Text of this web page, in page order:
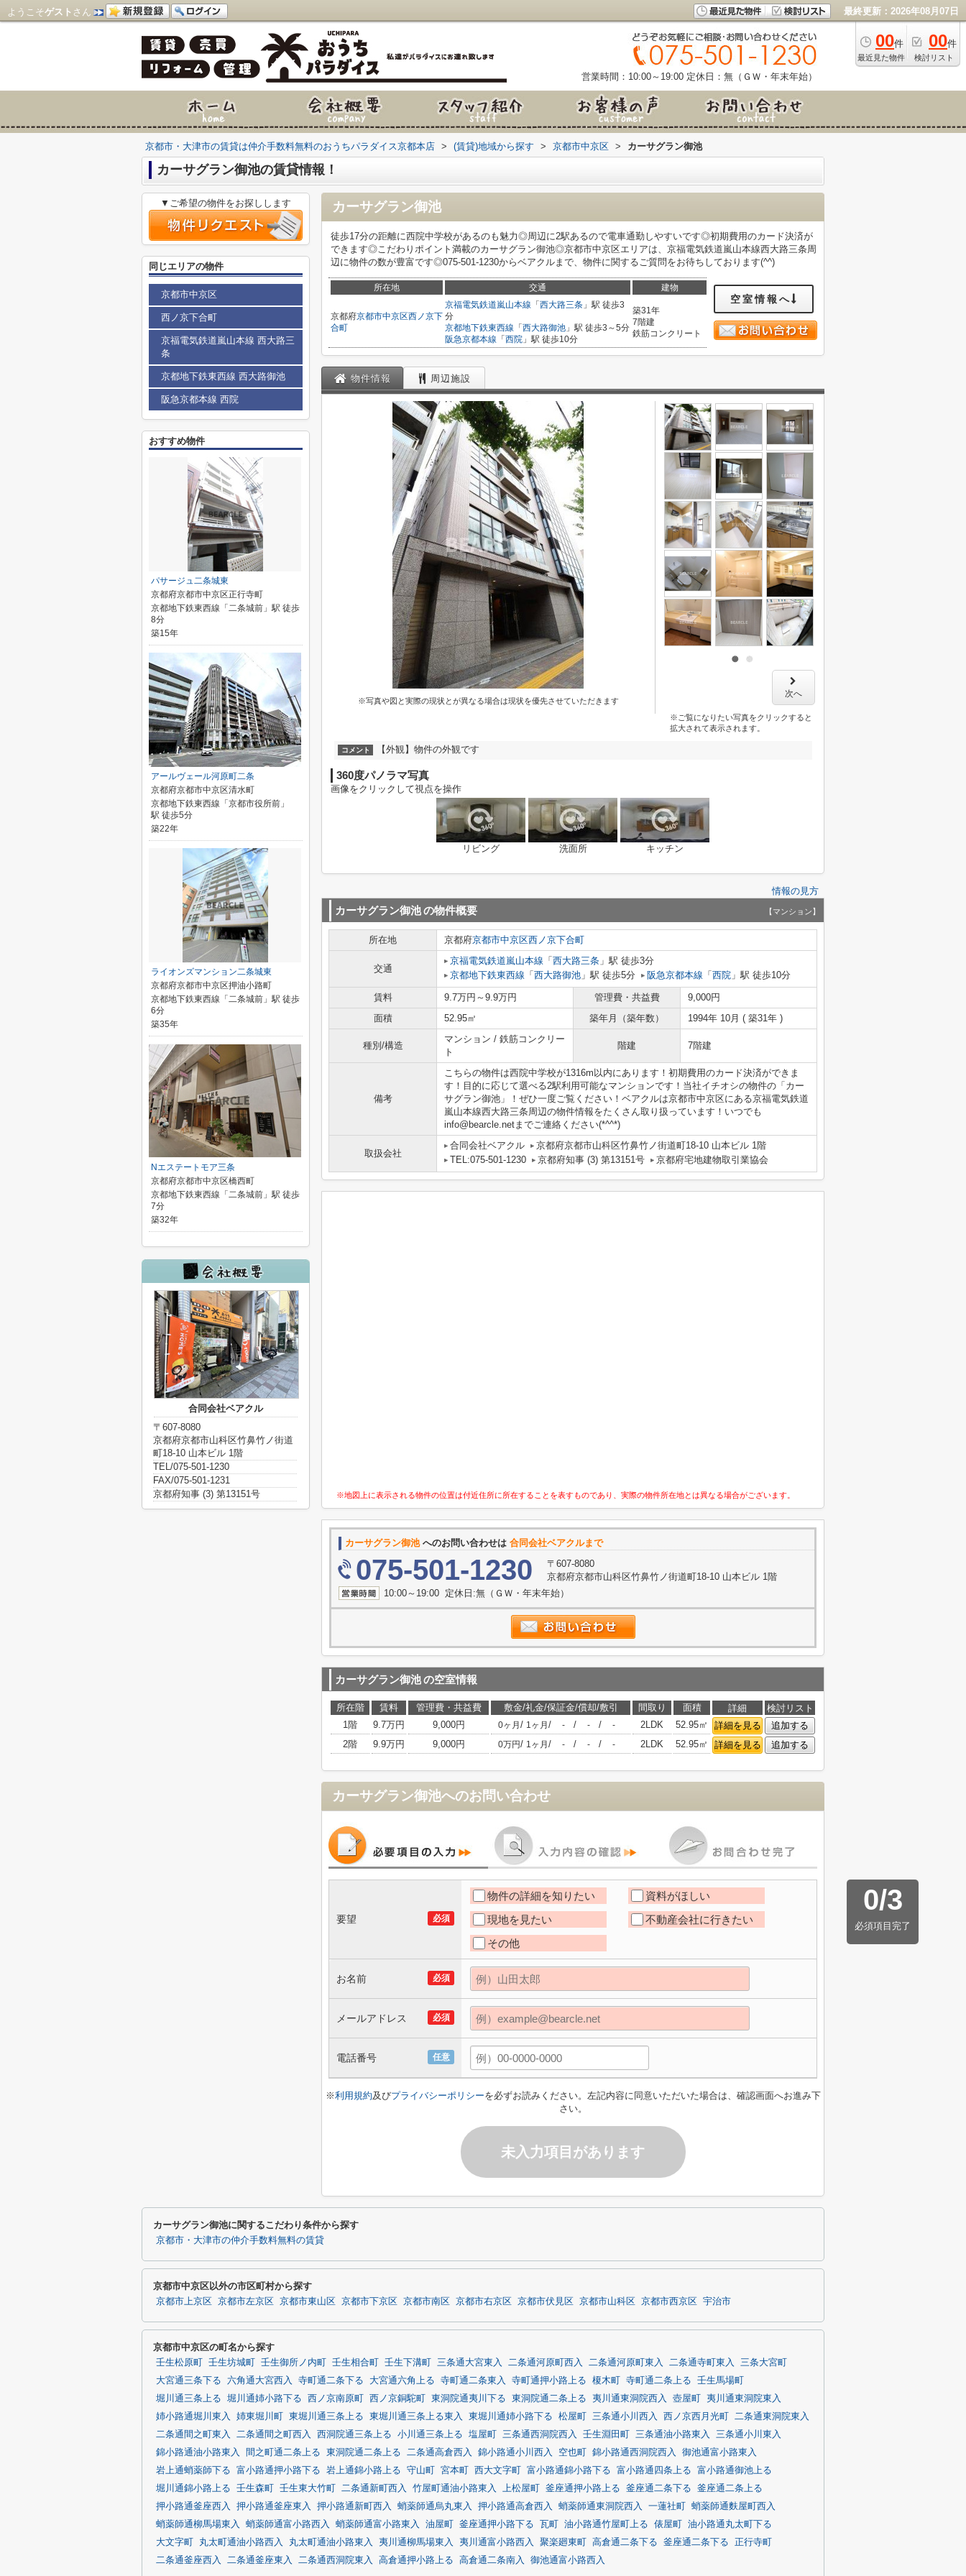
ようこそゲスト さん 最終更新：2026年08月07日
00件
最近見た物件
00件
検討リスト
営業時間：10:00～19:00 定休日：無（ＧＷ・年末年始）
京都市・大津市の賃貸は仲介手数料無料のおうちパラダイス京都本店 > (賃貸)地域から探す > 京都市中京区 > カーサグラン御池
カーサグラン御池の賃貸情報！
カーサグラン御池
徒歩17分の距離に西院中学校があるのも魅力◎周辺に2駅あるので電車通勤しやすいです◎初期費用のカード決済が
できます◎こだわりポイント満載のカーサグラン御池◎京都市中京区エリアは、京福電気鉄道嵐山本線西大路三条周
辺に物件の数が豊富です◎075-501-1230からベアクルまで、物件に関するご質問をお待ちしております(^^)
所在地 交通 建物
京都府京都市中京区西ノ京下
合町
京福電気鉄道嵐山本線 「 西大路三条 」駅 徒歩3
分
京都地下鉄東西線 「 西大路御池 」駅 徒歩3～5分
阪急京都本線 「 西院 」駅 徒歩10分
築31年
7階建
鉄筋コンクリート
空室情報へ
物件情報 周辺施設
※写真や図と実際の現状とが異なる場合は現状を優先させていただきます
次へ
※ご覧になりたい写真をクリックすると
拡大されて表示されます。
コメント 【外観】物件の外観です
360度パノラマ写真
画像をクリックして視点を操作
リビング 洗面所 キッチン
情報の見方
カーサグラン御池の物件概要 【マンション】
所在地 京都府京都市中京区西ノ京下合町
交通
京福電気鉄道嵐山本線 「 西大路三条 」駅 徒歩3分
京都地下鉄東西線 「 西大路御池 」駅 徒歩5分 阪急京都本線 「 西院 」駅 徒歩10分
賃料 9.7万円～9.9万円 管理費・共益費
9,000円
面積
52.95㎡ 築年月（築年数） 1994年 10月 ( 築31年 )
種別/構造
マンション / 鉄筋コンクリー
ト
階建 7階建
備考
こちらの物件は西院中学校が1316m以内にあります！初期費用のカード決済ができま
す！目的に応じて選べる2駅利用可能なマンションです！当社イチオシの物件の「カー
サグラン御池」！ぜひ一度ご覧ください！ベアクルは京都市中京区にある京福電気鉄道
嵐山本線西大路三条周辺の物件情報をたくさん取り扱っています！いつでも
info@bearcle.netまでご連絡ください(*^^*)
取扱会社
合同会社ベアクル
京都府京都市山科区竹鼻竹ノ街道町18-10 山本ビル 1階
TEL:075-501-1230
京都府知事 (3) 第13151号 京都府宅地建物取引業協会
※地図上に表示される物件の位置は付近住所に所在することを表すものであり、実際の物件所在地とは異なる場合がございます。
カーサグラン御池へのお問い合わせは 合同会社ベアクルまで
075-501-1230
〒607-8080
京都府京都市山科区竹鼻竹ノ街道町18-10 山本ビル 1階
10:00～19:00 定休日:無（ＧＷ・年末年始）
カーサグラン御池の空室情報
所在階 賃料 管理費・共益費 敷金/礼金/保証金/償却/敷引 間取り 面積 詳細
検討リスト
1階
9.7万円 9,000円 0ヶ月 / 1ヶ月 / - / - / - 2LDK 52.95㎡ 詳細を見る
追加する
2階
9.9万円 9,000円 0万円/ 1ヶ月 / - / - / - 2LDK 52.95㎡ 詳細を見る 追加する
カーサグラン御池へのお問い合わせ
0/3
必須項目完了
必須
要望
物件の詳細を知りたい
資料がほしい
現地を見たい
不動産会社に行きたい
その他
必須
お名前
必須
メールアドレス
任意
電話番号
※利用規約及びプライバシーポリシーを必ずお読みください。左記内容に同意いただいた場合は、確認画面へお進み下
さい。
未入力項目があります
▼ご希望の物件をお探しします
同じエリアの物件
京都市中京区
西ノ京下合町
京福電気鉄道嵐山本線 西大路三
条
京都地下鉄東西線 西大路御池
阪急京都本線 西院
おすすめ物件
パサージュ二条城東
京都府京都市中京区正行寺町
京都地下鉄東西線「二条城前」駅 徒歩
8分
築15年
アールヴェール河原町二条
京都府京都市中京区清水町
京都地下鉄東西線「京都市役所前」
駅 徒歩5分
築22年
ライオンズマンション二条城東
京都府京都市中京区押油小路町
京都地下鉄東西線「二条城前」駅 徒歩
6分
築35年
Nエステートモア三条
京都府京都市中京区橋西町
京都地下鉄東西線「二条城前」駅 徒歩
7分
築32年
合同会社ベアクル
〒607-8080
京都府京都市山科区竹鼻竹ノ街道
町18-10 山本ビル 1階
TEL/075-501-1230
FAX/075-501-1231
京都府知事 (3) 第13151号
カーサグラン御池に関するこだわり条件から探す
京都市・大津市の仲介手数料無料の賃貸
京都市中京区以外の市区町村から探す
京都市上京区 京都市左京区 京都市東山区 京都市下京区 京都市南区 京都市右京区 京都市伏見区 京都市山科区 京都市西京区 宇治市
京都市中京区の町名から探す
壬生松原町 壬生坊城町 壬生御所ノ内町 壬生相合町 壬生下溝町 三条通大宮東入 二条通河原町西入 二条通河原町東入 二条通寺町東入
三条大宮町
大宮通三条下る
六角通大宮西入 寺町通二条下る 大宮通六角上る 寺町通二条東入 寺町通押小路上る 榎木町 寺町通二条上る
壬生馬場町
堀川通三条上る
堀川通姉小路下る 西ノ京南原町 西ノ京銅駝町 東洞院通夷川下る 東洞院通二条上る 夷川通東洞院西入 壺屋町
夷川通東洞院東入
姉小路通堀川東入
姉東堀川町 東堀川通三条上る 東堀川通三条上る東入 東堀川通姉小路下る 松屋町 三条通小川西入 西ノ京西月光町
二条通東洞院東入
二条通間之町東入
二条通間之町西入 西洞院通三条上る 小川通三条上る 塩屋町 三条通西洞院西入 壬生淵田町 三条通油小路東入
三条通小川東入
錦小路通油小路東入
間之町通二条上る 東洞院通二条上る 二条通高倉西入 錦小路通小川西入 空也町 錦小路通西洞院西入
御池通富小路東入
岩上通蛸薬師下る
富小路通押小路下る 岩上通錦小路上る 守山町 宮本町 西大文字町 富小路通錦小路下る 富小路通四条上る
富小路通御池上る
堀川通錦小路上る
壬生森町 壬生東大竹町 二条通新町西入 竹屋町通油小路東入 上松屋町 釜座通押小路上る 釜座通二条下る
釜座通二条上る
押小路通釜座西入
押小路通釜座東入 押小路通新町西入 蛸薬師通烏丸東入 押小路通高倉西入 蛸薬師通東洞院西入 一蓮社町
蛸薬師通麩屋町西入
蛸薬師通柳馬場東入
蛸薬師通富小路西入 蛸薬師通富小路東入 油屋町 釜座通押小路下る 瓦町 油小路通竹屋町上る 俵屋町
油小路通丸太町下る
大文字町
丸太町通油小路西入 丸太町通油小路東入 夷川通柳馬場東入 夷川通富小路西入 聚楽廻東町 高倉通二条下る 釜座通二条下る
正行寺町
二条通釜座西入
二条通釜座東入 二条通西洞院東入 高倉通押小路上る 高倉通二条南入 御池通富小路西入